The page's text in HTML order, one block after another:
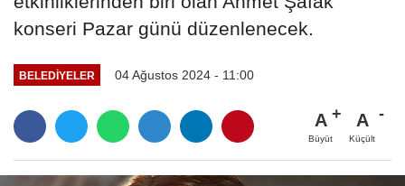
konseri Pazar günü düzenlenecek.
BELEDIYELER 04 Ağustos 2024 - 11:00
A
Büyüt
A
Küçült